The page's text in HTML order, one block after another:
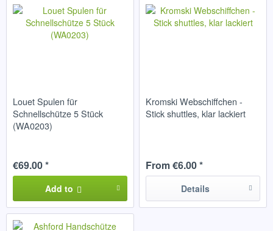
Louet Spulen für
Schnellschütze 5 Stück
(WA0203)
€69.00 *
Add to
Kromski Webschiffchen -
Stick shuttles, klar lackiert
From €6.00 *
Details